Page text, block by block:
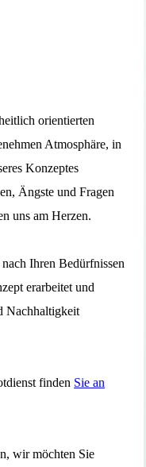
orientierten
Atmosphäre, in
Konzeptes
Ängste und Fragen
uns am Herzen.
Ihren Bedürfnissen
erarbeitet und
Nachhaltigkeit
finden Sie an
wir möchten Sie